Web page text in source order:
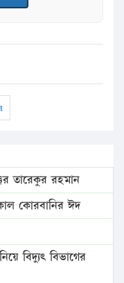
তারেকুর রহমান
কোরবানির ঈদ
বিদ্যুৎ বিভাগের